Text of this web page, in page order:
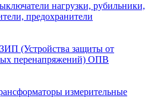
нагрузки, рубильники,
предохранители
(Устройства защиты от
перенапряжений) ОПВ
измерительные